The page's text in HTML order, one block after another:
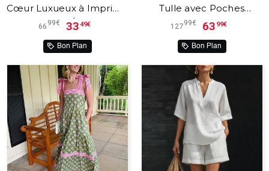
Cœur Luxueux à Imprimé
Coloré – Éloria™
6699€ 3349€
Bon Plan
Tulle avec Poches
Discrètes – Selene™
12799€ 63 99€
Bon Plan